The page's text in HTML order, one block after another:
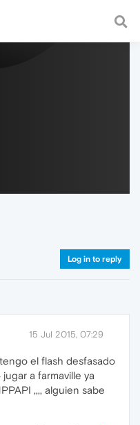
a fast and
Log in to reply
15 Jul 2015, 07:29
el flash desfasado
a farmaville ya
,,,, alguien sabe